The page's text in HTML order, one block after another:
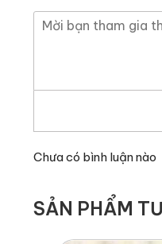
Chưa có bình luận nào
SẢN PHẨM